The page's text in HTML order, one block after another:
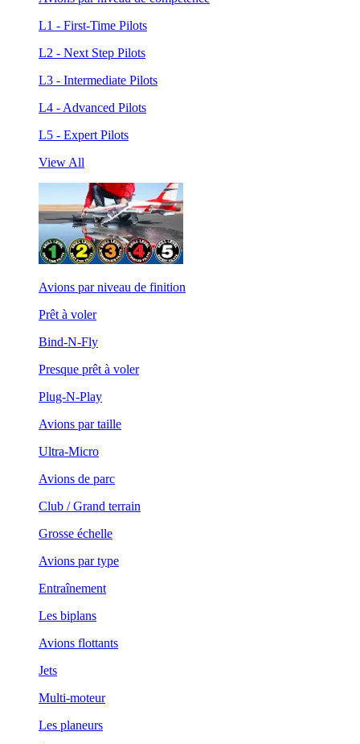
L1 - First-Time Pilots
L2 - Next Step Pilots
L3 - Intermediate Pilots
L4 - Advanced Pilots
L5 - Expert Pilots
View All
Avions par niveau de finition
Prêt à voler
Bind-N-Fly
Presque prêt à voler
Plug-N-Play
Avions par taille
Ultra-Micro
Avions de parc
Club / Grand terrain
Grosse échelle
Avions par type
Entraînement
Les biplans
Avions flottants
Jets
Multi-moteur
Les planeurs